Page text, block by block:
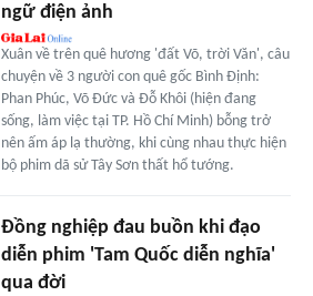
ngữ điện ảnh
Xuân về trên quê hương 'đất Võ, trời Văn', câu
chuyện về 3 người con quê gốc Bình Định:
Phan Phúc, Võ Đức và Đỗ Khôi (hiện đang
sống, làm việc tại TP. Hồ Chí Minh) bỗng trở
nên ấm áp lạ thường, khi cùng nhau thực hiện
bộ phim dã sử Tây Sơn thất hổ tướng.
Đồng nghiệp đau buồn khi đạo
diễn phim 'Tam Quốc diễn nghĩa'
qua đời